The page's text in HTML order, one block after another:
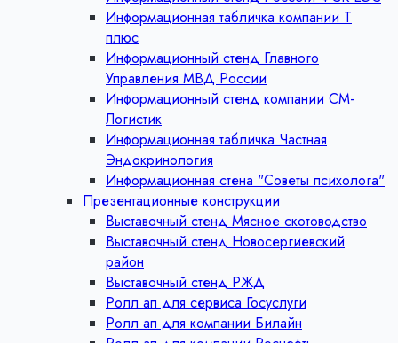
Информационная табличка компании Т
плюс
Информационный стенд Главного
Управления МВД России
Информационный стенд компании СМ-
Логистик
Информационная табличка Частная
Эндокринология
Информационная стена "Советы психолога"
Презентационные конструкции
Выставочный стенд Мясное скотоводство
Выставочный стенд Новосергиевский
район
Выставочный стенд РЖД
Ролл ап для сервиса Госуслуги
Ролл ап для компании Билайн